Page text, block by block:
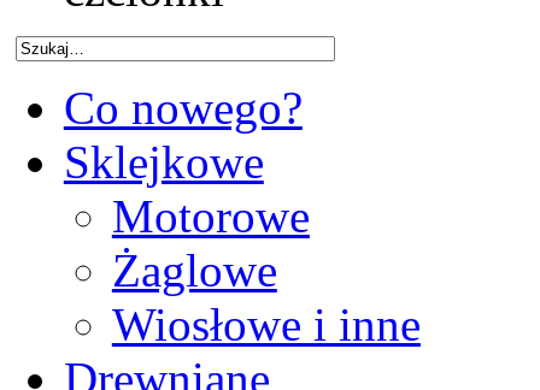
Co nowego?
Sklejkowe
Motorowe
Żaglowe
Wiosłowe i inne
Drewniane